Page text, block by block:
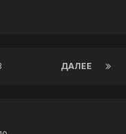
ДАЛЕЕ